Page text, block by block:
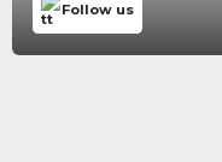
Follow us